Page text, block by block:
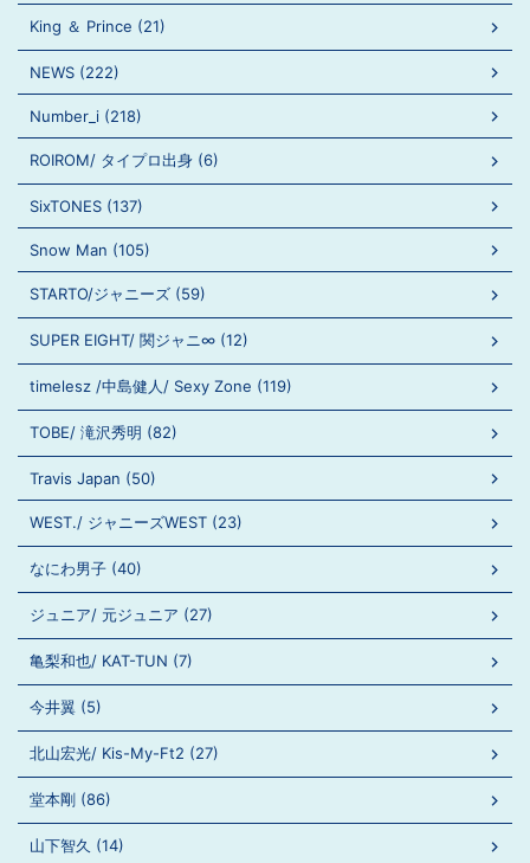
King ＆ Prince (21)
NEWS (222)
Number_i (218)
ROIROM/ タイプロ出身 (6)
SixTONES (137)
Snow Man (105)
STARTO/ジャニーズ (59)
SUPER EIGHT/ 関ジャニ∞ (12)
timelesz /中島健人/ Sexy Zone (119)
TOBE/ 滝沢秀明 (82)
Travis Japan (50)
WEST./ ジャニーズWEST (23)
なにわ男子 (40)
ジュニア/ 元ジュニア (27)
亀梨和也/ KAT-TUN (7)
今井翼 (5)
北山宏光/ Kis-My-Ft2 (27)
堂本剛 (86)
山下智久 (14)